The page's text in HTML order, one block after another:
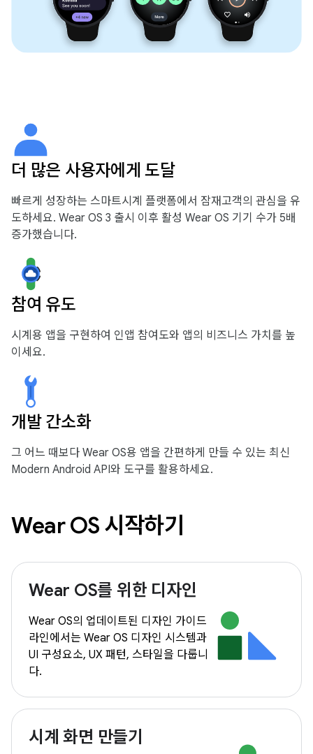
더 많은 사용자에게 도달
빠르게 성장하는 스마트시계 플랫폼에서 잠재고객의 관심을 유
도하세요. Wear OS 3 출시 이후 활성 Wear OS 기기 수가 5배
증가했습니다.
참여 유도
시계용 앱을 구현하여 인앱 참여도와 앱의 비즈니스 가치를 높
이세요.
개발 간소화
그 어느 때보다 Wear OS용 앱을 간편하게 만들 수 있는 최신
Modern Android API와 도구를 활용하세요.
Wear OS 시작하기
Wear OS를 위한 디자인
Wear OS의 업데이트된 디자인 가이드
라인에서는 Wear OS 디자인 시스템과
UI 구성요소, UX 패턴, 스타일을 다룹니
다.
시계 화면 만들기